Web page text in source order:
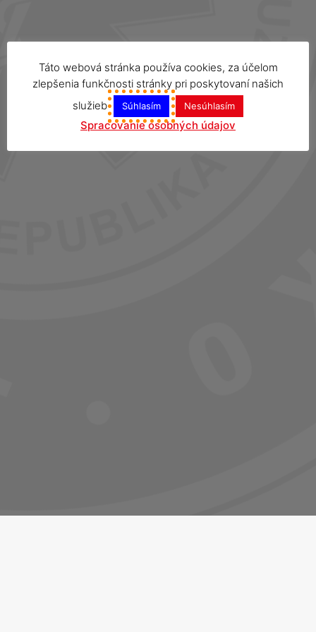
Táto webová stránka používa cookies, za účelom
zlepšenia funkčnosti stránky pri poskytovaní našich
služieb
Súhlasím Nesúhlasím
Spracovanie osobných údajov